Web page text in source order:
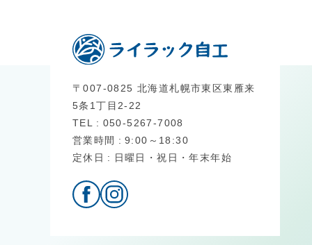
〒007-0825 北海道札幌市東区東雁来
5条1丁目2-22
TEL
050-5267-7008
営業時間
9:00～18:30
定休日
日曜日・祝日・年末年始